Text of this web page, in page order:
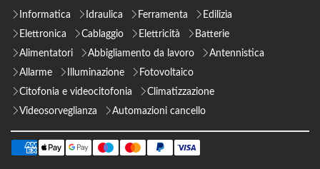
Informatica Idraulica Ferramenta
Edilizia
Elettronica
Cablaggio Elettricità
Batterie
Alimentatori
Abbigliamento da lavoro
Antennistica
Allarme
Illuminazione
Fotovoltaico
Citofonia e videocitofonia
Climatizzazione
Videosorveglianza
Automazioni cancello